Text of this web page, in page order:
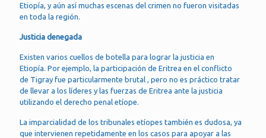
Etiopía, y aún así muchas escenas del crimen no fueron visitadas
en toda la región.
Justicia denegada
Existen varios cuellos de botella para lograr la justicia en
Etiopía. Por ejemplo, la participación de Eritrea en el conflicto
de Tigray fue particularmente brutal , pero no es práctico tratar
de llevar a los líderes y las fuerzas de Eritrea ante la justicia
utilizando el derecho penal etíope.
La imparcialidad de los tribunales etíopes también es dudosa, ya
que intervienen repetidamente en los casos para apoyar a las